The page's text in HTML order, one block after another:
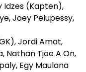
Idzes (Kapten),
Joey Pelupessy,
Jordi Amat,
Nathan Tjoe A On,
Egy Maulana